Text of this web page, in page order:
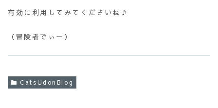
有効に利用してみてくださいね♪
（冒険者でぃー）
CatsUdonBlog